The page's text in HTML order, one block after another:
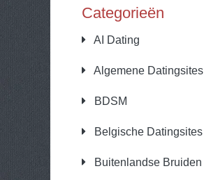
Categorieën
AI Dating
Algemene Datingsites
BDSM
Belgische Datingsites
Buitenlandse Bruiden